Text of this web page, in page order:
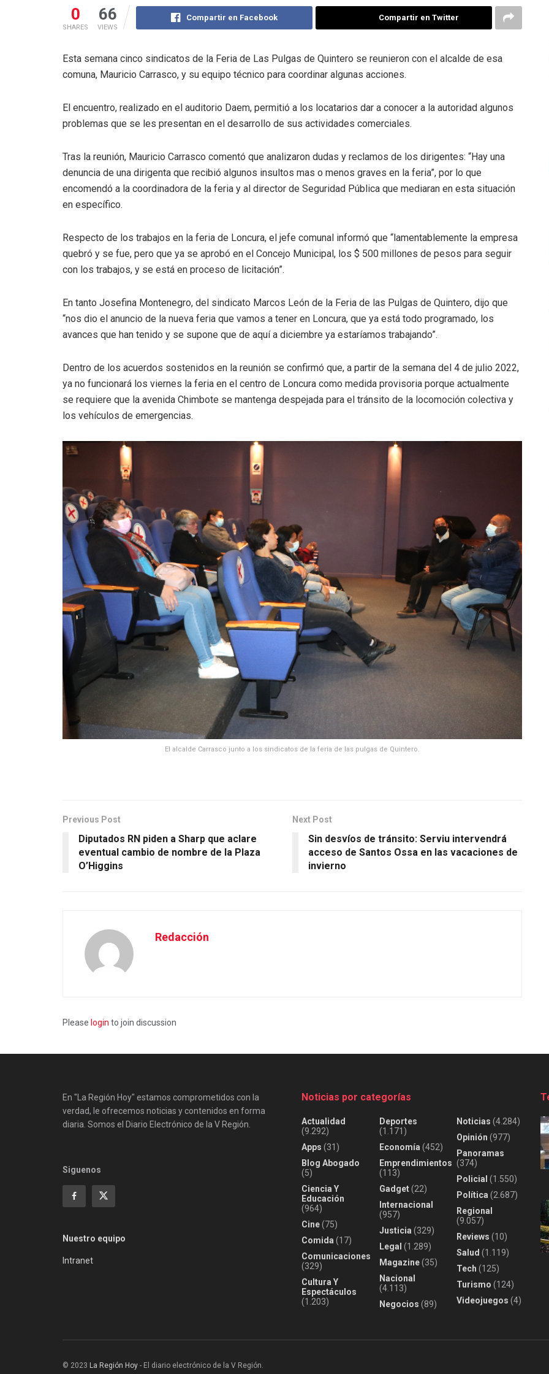
0
SHARES
66
VIEWS
Compartir en Facebook Compartir en Twitter
Esta semana cinco sindicatos de la Feria de Las Pulgas de Quintero se reunieron con el alcalde de esa
comuna, Mauricio Carrasco, y su equipo técnico para coordinar algunas acciones.
El encuentro, realizado en el auditorio Daem, permitió a los locatarios dar a conocer a la autoridad algunos
problemas que se les presentan en el desarrollo de sus actividades comerciales.
Tras la reunión, Mauricio Carrasco comentó que analizaron dudas y reclamos de los dirigentes: “Hay una
denuncia de una dirigenta que recibió algunos insultos mas o menos graves en la feria”, por lo que
encomendó a la coordinadora de la feria y al director de Seguridad Pública que mediaran en esta situación
en específico.
Respecto de los trabajos en la feria de Loncura, el jefe comunal informó que “lamentablemente la empresa
quebró y se fue, pero que ya se aprobó en el Concejo Municipal, los $ 500 millones de pesos para seguir
con los trabajos, y se está en proceso de licitación”.
En tanto Josefina Montenegro, del sindicato Marcos León de la Feria de las Pulgas de Quintero, dijo que
“nos dio el anuncio de la nueva feria que vamos a tener en Loncura, que ya está todo programado, los
avances que han tenido y se supone que de aquí a diciembre ya estaríamos trabajando”.
Dentro de los acuerdos sostenidos en la reunión se confirmó que, a partir de la semana del 4 de julio 2022,
ya no funcionará los viernes la feria en el centro de Loncura como medida provisoria porque actualmente
se requiere que la avenida Chimbote se mantenga despejada para el tránsito de la locomoción colectiva y
los vehículos de emergencias.
El alcalde Carrasco junto a los sindicatos de la feria de las pulgas de Quintero.
Previous Post
Diputados RN piden a Sharp que aclare
eventual cambio de nombre de la Plaza
O’Higgins
Next Post
Sin desvíos de tránsito: Serviu intervendrá
acceso de Santos Ossa en las vacaciones de
invierno
Redacción
Please login to join discussion
En "La Región Hoy" estamos comprometidos con la
verdad, le ofrecemos noticias y contenidos en forma
diaria. Somos el Diario Electrónico de la V Región.
Siguenos
Nuestro equipo
Intranet
Noticias por categorías
Actualidad
(9.292)
Apps (31)
Blog Abogado
(5)
Ciencia Y
Educación
(964)
Cine(75)
Comida (17)
Comunicaciones
(329)
Cultura Y
Espectáculos
(1.203)
Deportes
(1.171)
Economía (452)
Emprendimientos
(113)
Gadget(22)
Internacional
(957)
Justicia (329)
Legal (1.289)
Magazine(35)
Nacional
(4.113)
Negocios (89)
Noticias (4.284)
Opinión (977)
Panoramas
(374)
Policial (1.550)
Política (2.687)
Regional
(9.057)
Reviews (10)
Salud (1.119)
Tech (125)
Turismo (124)
Videojuegos (4)
© 2023 La Región Hoy - El diario electrónico de la V Región.